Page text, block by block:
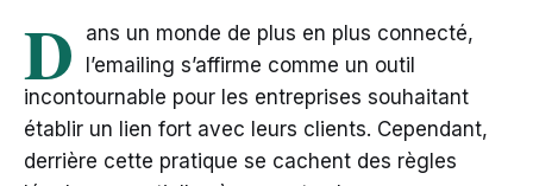
D
ans un monde de plus en plus connecté,
l’emailing s’affirme comme un outil
incontournable pour les entreprises souhaitant
établir un lien fort avec leurs clients. Cependant,
derrière cette pratique se cachent des règles